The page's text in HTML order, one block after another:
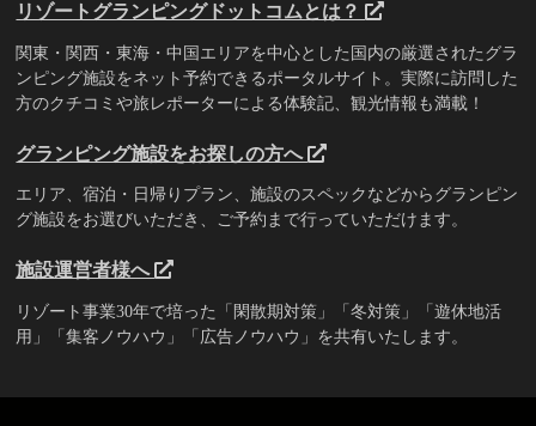
リゾートグランピングドットコムとは？
関東・関西・東海・中国エリアを中心とした国内の厳選されたグラ
ンピング施設をネット予約できるポータルサイト。実際に訪問した
方のクチコミや旅レポーターによる体験記、観光情報も満載！
グランピング施設をお探しの方へ
エリア、宿泊・日帰りプラン、施設のスペックなどからグランピン
グ施設をお選びいただき、ご予約まで行っていただけます。
施設運営者様へ
リゾート事業30年で培った「閑散期対策」「冬対策」「遊休地活
用」「集客ノウハウ」「広告ノウハウ」を共有いたします。